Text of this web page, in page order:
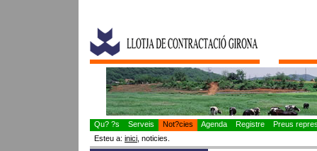
Qu? ?s Serveis Not?cies Agenda Registre
Preus
Esteu a: inici , noticies.